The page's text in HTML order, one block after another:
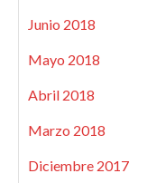
Junio 2018
Mayo 2018
Abril 2018
Marzo 2018
Diciembre 2017